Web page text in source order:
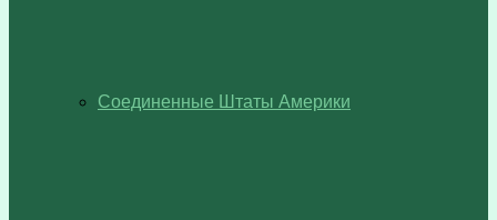
Соединенные Штаты Америки